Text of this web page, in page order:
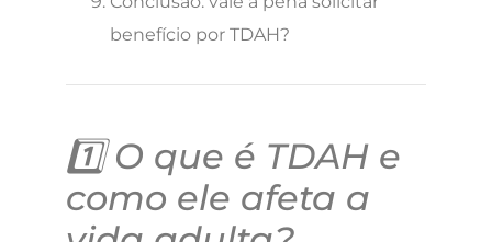
benefício por TDAH?
1️⃣ O que é TDAH e
como ele afeta a